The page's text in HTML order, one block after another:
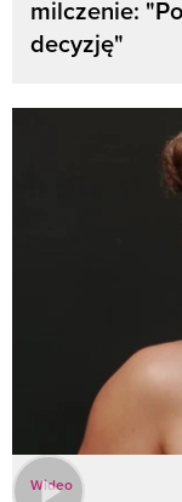
milczenie:
decyzję"
Wideo